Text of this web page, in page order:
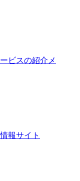
ビスの紹介メ
報サイト